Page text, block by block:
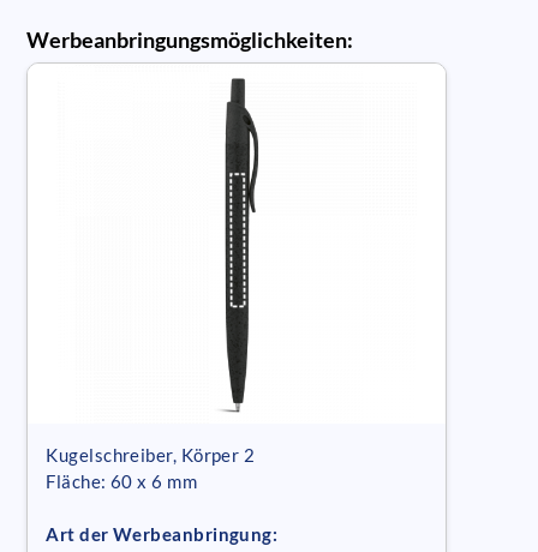
Werbeanbringungsmöglichkeiten:
Kugelschreiber, Körper 2
Fläche: 60 x 6 mm
Art der Werbeanbringung: